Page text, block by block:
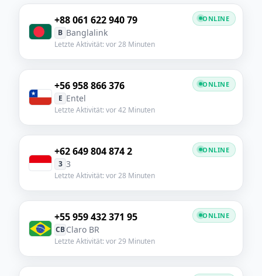
+88 061 622 940 79
B Banglalink
Letzte Aktivität: vor 28 Minuten
ONLINE
+56 958 866 376
E Entel
Letzte Aktivität: vor 42 Minuten
ONLINE
+62 649 804 874 2
3 3
Letzte Aktivität: vor 28 Minuten
ONLINE
+55 959 432 371 95
CBClaro BR
Letzte Aktivität: vor 29 Minuten
ONLINE